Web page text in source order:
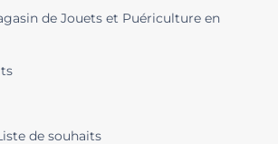
de Jouets et Puériculture en
de souhaits